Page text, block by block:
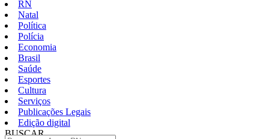
RN
Natal
Política
Polícia
Economia
Brasil
Saúde
Esportes
Cultura
Serviços
Publicações Legais
Edição digital
BUSCAR